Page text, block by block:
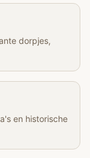
dorpjes,
en historische